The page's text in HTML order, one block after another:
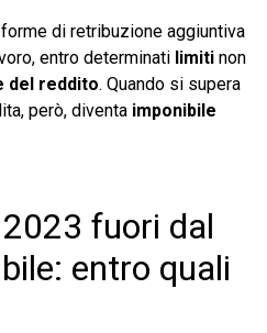
di retribuzione aggiuntiva
entro determinati limiti non
del reddito. Quando si supera
però, diventa imponibile
fuori dal
entro quali